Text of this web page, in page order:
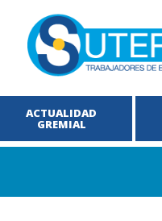
ACTUALIDAD
GREMIAL